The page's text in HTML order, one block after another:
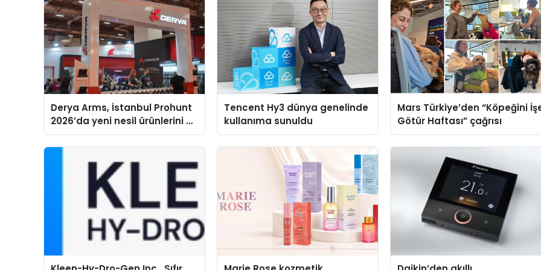
Derya Arms, İstanbul Prohunt
2026’da yeni nesil ürünlerini ve
global marka vizyonunu
sergiledi
Tencent Hy3 dünya genelinde
kullanıma sunuldu
Mars Türkiye’den “Köpeğini
Götür Haftası” çağrısı